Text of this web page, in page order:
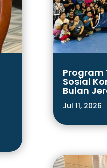
Sosial
Bulan
Jul 11, 2026